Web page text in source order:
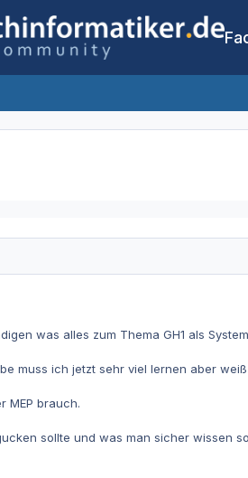
was alles zum Thema GH1 als
muss ich jetzt sehr viel lernen aber
MEP brauch.
sollte und was man sicher wissen